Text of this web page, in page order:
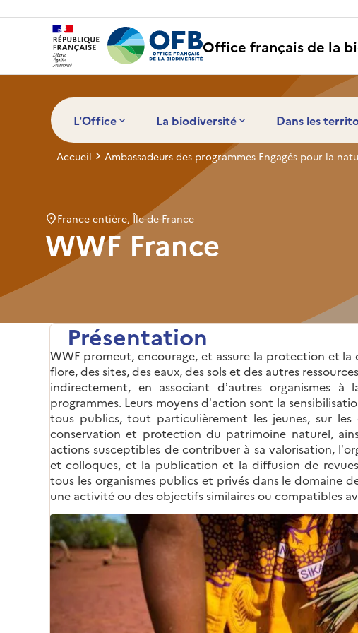
Office français de la
L'Office La biodiversité Dans les
Accueil Ambassadeurs des programmes Engagés pour la
WWF France
France entière, Île-de-France
Présentation
WWF promeut, encourage, et assure la protection et
flore, des sites, des eaux, des sols et des autres
indirectement, en associant d’autres organismes
programmes. Leurs moyens d’action sont la
tous publics, tout particulièrement les jeunes, sur
conservation et protection du patrimoine naturel,
actions susceptibles de contribuer à sa valorisation,
et colloques, et la publication et la diffusion de
tous les organismes publics et privés dans le domaine
une activité ou des objectifs similaires ou compatibles